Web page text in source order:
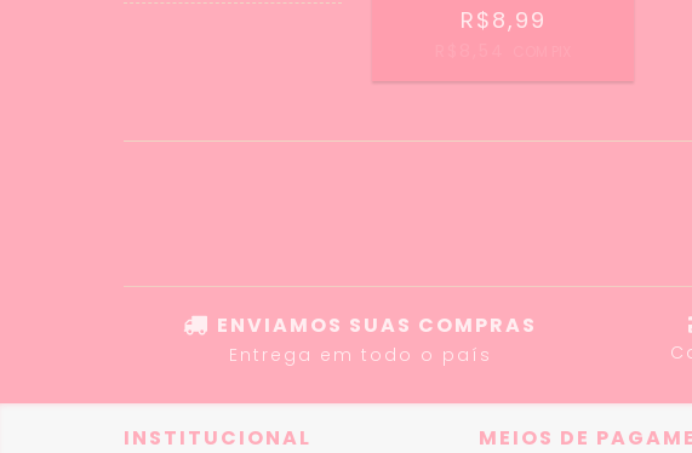
R$8,99
ENVIAMOS SUAS COMPRAS
Entrega em todo o país
INSTITUCIONAL MEIOS DE